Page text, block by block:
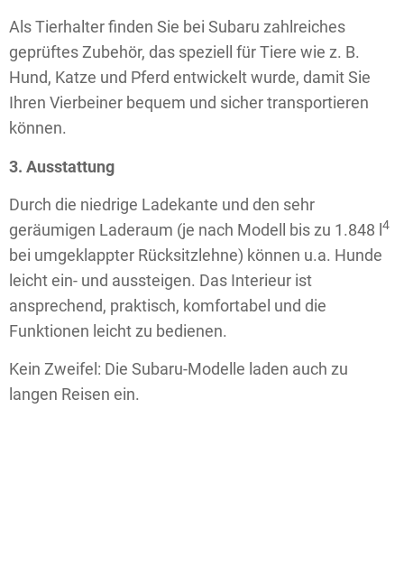
Als Tierhalter finden Sie bei Subaru zahlreiches
geprüftes Zubehör, das speziell für Tiere wie z. B.
Hund, Katze und Pferd entwickelt wurde, damit Sie
Ihren Vierbeiner bequem und sicher transportieren
können.
3. Ausstattung
Durch die niedrige Ladekante und den sehr
geräumigen Laderaum (je nach Modell bis zu 1.848 l 4
bei umgeklappter Rücksitz­lehne) können u.a. Hunde
leicht ein- und aussteigen. Das Interieur ist
ansprechend, praktisch, komfortabel und die
Funktionen leicht zu bedienen.
Kein Zweifel: Die Subaru-Modelle laden auch zu
langen Reisen ein.